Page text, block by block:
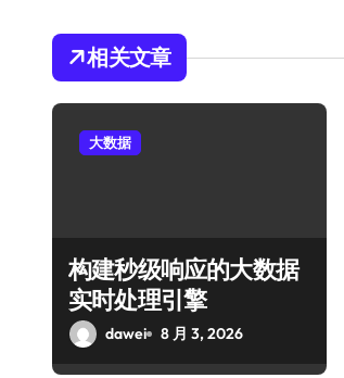
相关文章
大数据
构建秒级响应的大数据
实时处理引擎
dawei 8 月 3, 2026